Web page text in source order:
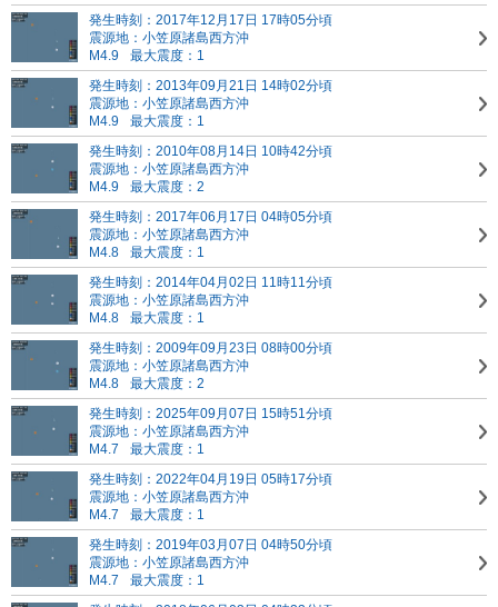
発生時刻：2017年12月17日 17時05分頃
震源地：小笠原諸島西方沖
M4.9
最大震度：1
発生時刻：2013年09月21日 14時02分頃
震源地：小笠原諸島西方沖
M4.9
最大震度：1
発生時刻：2010年08月14日 10時42分頃
震源地：小笠原諸島西方沖
M4.9
最大震度：2
発生時刻：2017年06月17日 04時05分頃
震源地：小笠原諸島西方沖
M4.8
最大震度：1
発生時刻：2014年04月02日 11時11分頃
震源地：小笠原諸島西方沖
M4.8
最大震度：1
発生時刻：2009年09月23日 08時00分頃
震源地：小笠原諸島西方沖
M4.8
最大震度：2
発生時刻：2025年09月07日 15時51分頃
震源地：小笠原諸島西方沖
M4.7
最大震度：1
発生時刻：2022年04月19日 05時17分頃
震源地：小笠原諸島西方沖
M4.7
最大震度：1
発生時刻：2019年03月07日 04時50分頃
震源地：小笠原諸島西方沖
M4.7
最大震度：1